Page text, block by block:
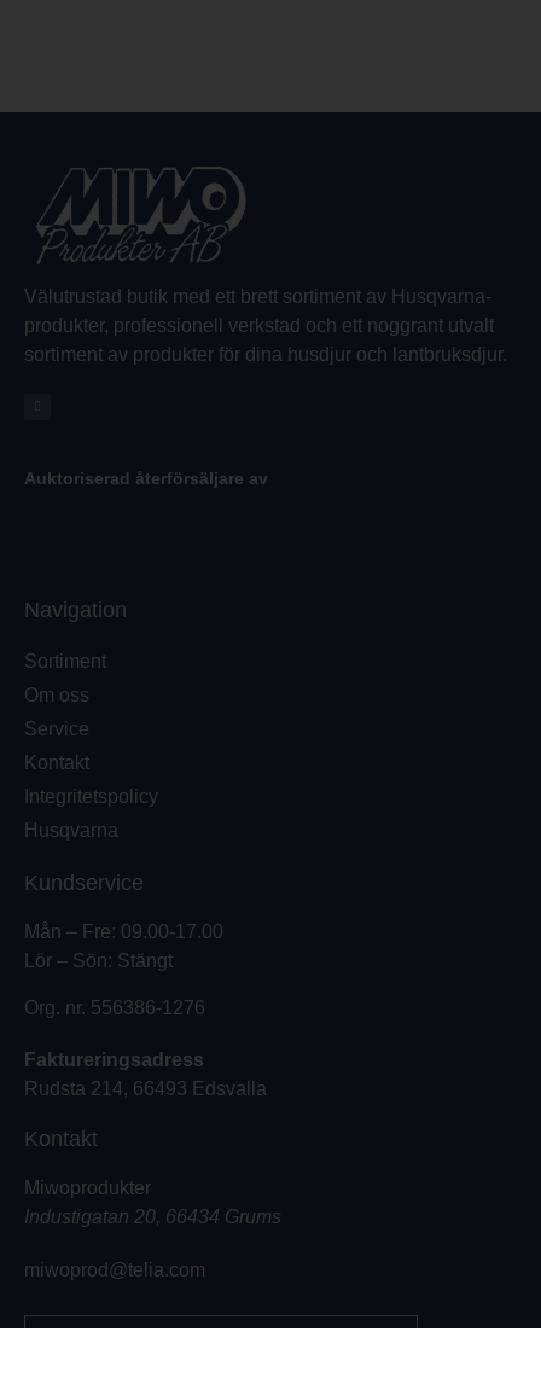
Välutrustad butik med ett brett sortiment av Husqvarna-
produkter, professionell verkstad och ett noggrant utvalt
sortiment av produkter för dina husdjur och lantbruksdjur.
Auktoriserad återförsäljare av
Navigation
Sortiment
Om oss
Service
Kontakt
Integritetspolicy
Husqvarna
Kundservice
Mån – Fre: 09.00-17.00
Lör – Sön: Stängt
Org. nr. 556386-1276
Faktureringsadress
Rudsta 214, 66493 Edsvalla
Kontakt
Miwoprodukter
Industigatan 20, 66434 Grums
miwoprod@telia.com